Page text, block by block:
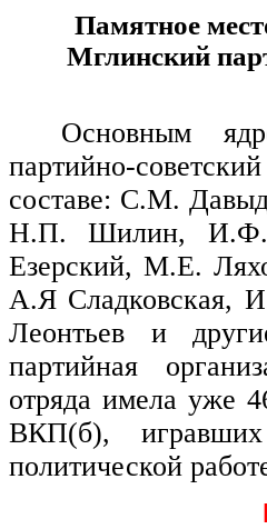
Памятное
Мглинский
Основным
партийно-
составе: С.М.
Н.П. Шилин, И.Ф.
Езерский, М.Е.
А.Я
Леонтьев и
партийная
отряда имела уже
ВКП(б),
политической